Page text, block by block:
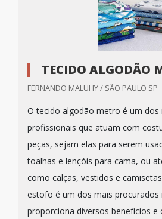
TECIDO ALGODÃO
FERNANDO MALUHY / SÃO PAULO SP
O tecido algodão metro é um dos
profissionais que atuam com
peças, sejam elas para serem
toalhas e lençóis para cama, ou
como calças, vestidos e
estofo é um dos mais procurados
proporciona diversos benefícios